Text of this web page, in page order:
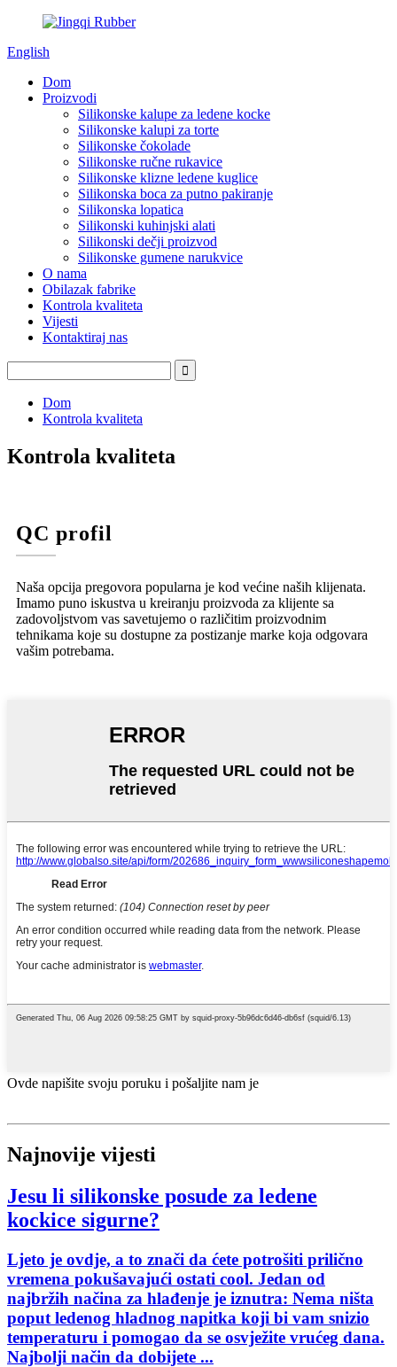
English
Dom
Proizvodi
Silikonske kalupe za ledene kocke
Silikonske kalupi za torte
Silikonske čokolade
Silikonske ručne rukavice
Silikonske klizne ledene kuglice
Silikonska boca za putno pakiranje
Silikonska lopatica
Silikonski kuhinjski alati
Silikonski dečji proizvod
Silikonske gumene narukvice
O nama
Obilazak fabrike
Kontrola kvaliteta
Vijesti
Kontaktiraj nas
Dom
Kontrola kvaliteta
Kontrola kvaliteta
QC profil
Naša opcija pregovora popularna je kod većine naših klijenata.
Imamo puno iskustva u kreiranju proizvoda za klijente sa
zadovoljstvom vas savetujemo o različitim proizvodnim
tehnikama koje su dostupne za postizanje marke koja odgovara
vašim potrebama.
Ovde napišite svoju poruku i pošaljite nam je
Najnovije vijesti
Jesu li silikonske posude za ledene
kockice sigurne?
Ljeto je ovdje, a to znači da ćete potrošiti prilično
vremena pokušavajući ostati cool. Jedan od
najbržih načina za hlađenje je iznutra: Nema ništa
poput ledenog hladnog napitka koji bi vam snizio
temperaturu i pomogao da se osvježite vrućeg dana.
Najbolji način da dobijete ...